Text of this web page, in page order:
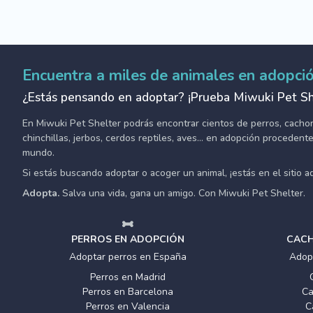
Encuentra a miles de animales en
¿Estás pensando en adoptar? ¡Prueba Miwuki Pet
En Miwuki Pet Shelter podrás encontrar cientos de perros,
chinchillas, jerbos, cerdos reptiles, aves... en adopción
mundo.
Si estás buscando adoptar o acoger un animal, ¡estás en el sitio
Adopta. Salva una vida, gana un amigo. Con Miwuki Pet Shelter.
PERROS EN ADOPCIÓN
Adoptar perros en España
Perros en Madrid
Perros en Barcelona
Perros en Valencia